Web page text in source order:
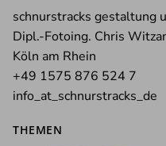
schnurstracks gestaltung
Dipl.-Fotoing. Chris
Köln am Rhein
+49 1575 876 524 7
info_at_schnurstracks_de
THEMEN